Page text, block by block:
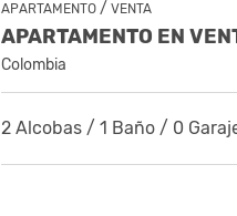
APARTAMENTO / VENTA
Colombia
2 Alcobas / 1 Baño / 0